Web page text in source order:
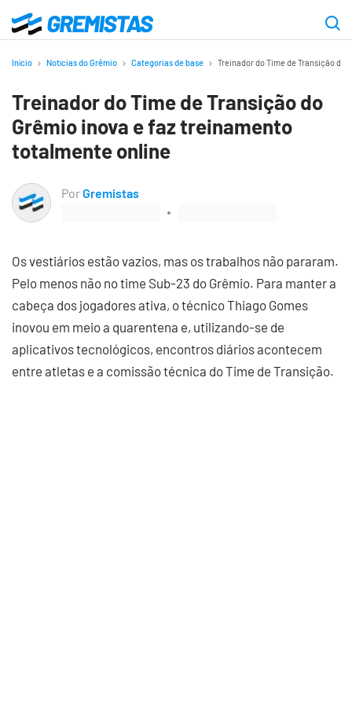
para
principal
Gremistas
Início Notícias do Grêmio Categorias de base Treinador do Time de Transição
Treinador do Time de Transição do
Grêmio inova e faz treinamento
totalmente online
PorGremistas
Os vestiários estão vazios, mas os trabalhos não pararam.
Pelo menos não no time Sub-23 do Grêmio. Para manter a
cabeça dos jogadores ativa, o técnico Thiago Gomes
inovou em meio a quarentena e, utilizando-se de
aplicativos tecnológicos, encontros diários acontecem
entre atletas e a comissão técnica do Time de Transição.